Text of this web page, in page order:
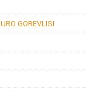
GOREVLISI